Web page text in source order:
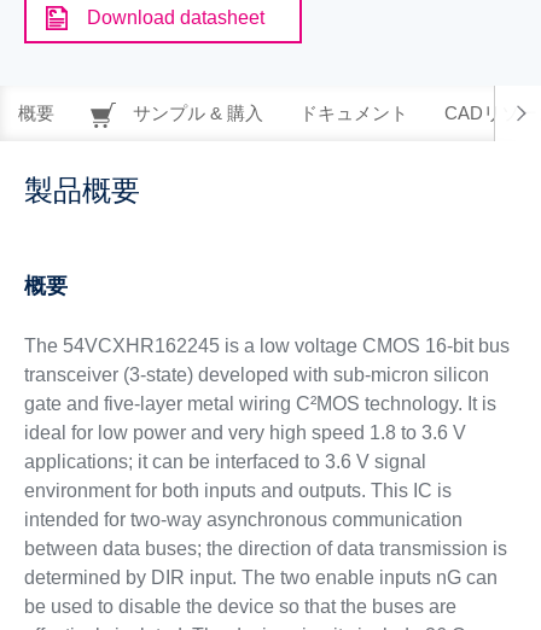
Download datasheet
概要 サンプル & 購入 ドキュメント CADリソー
製品概要
概要
The 54VCXHR162245 is a low voltage CMOS 16-bit bus
transceiver (3-state) developed with sub-micron silicon
gate and five-layer metal wiring C²MOS technology. It is
ideal for low power and very high speed 1.8 to 3.6 V
applications; it can be interfaced to 3.6 V signal
environment for both inputs and outputs. This IC is
intended for two-way asynchronous communication
between data buses; the direction of data transmission is
determined by DIR input. The two enable inputs nG can
be used to disable the device so that the buses are